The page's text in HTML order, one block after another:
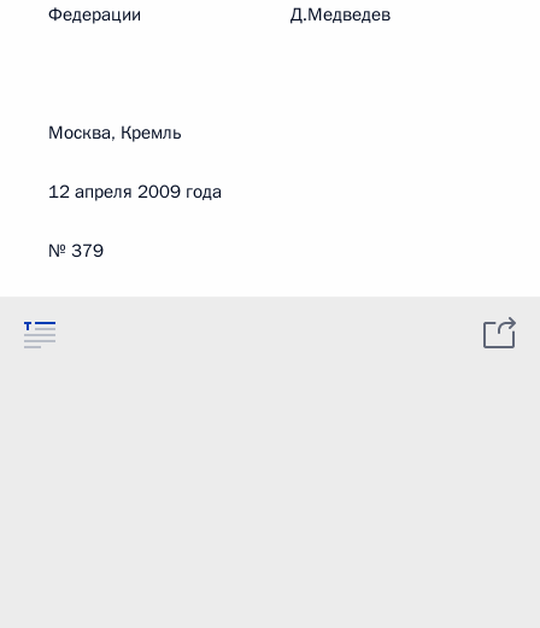
Федерации Д.Медведев
Москва, Кремль
12 апреля 2009 года
№ 379